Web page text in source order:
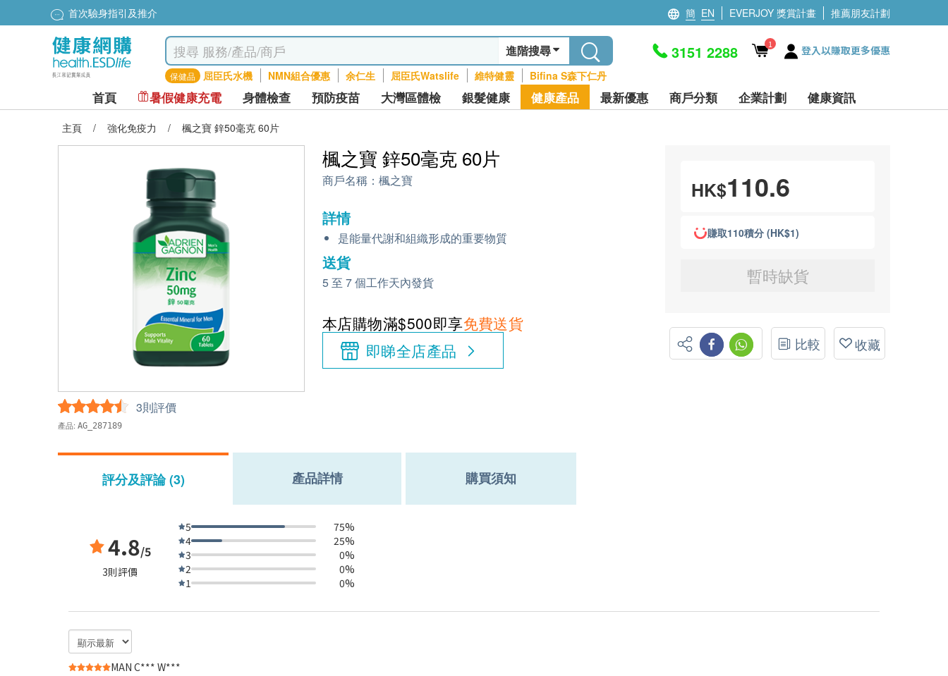
首次驗身指引及推介 簡 EN EVERJOY 獎賞計畫 推薦朋友計劃
進階搜尋
保健品 屈臣氏水機 NMN組合優惠 余仁生 屈臣氏Watslife 維特健靈 Bifina S森下仁丹
3151 2288 1 登入以賺取更多優惠
首頁 暑假健康充電 身體檢查 預防疫苗 大灣區體檢 銀髮健康 健康產品 最新優惠 商戶分類 企業計劃 健康資訊
主頁 / 強化免疫力 / 楓之寶 鋅50毫克 60片
3則評價
產品: AG_287189
楓之寶 鋅50毫克 60片
商戶名稱： 楓之寶
詳情
是能量代謝和組織形成的重要物質
送貨
5 至 7 個工作天內發貨
本店購物滿$500即享免費送貨
即睇全店產品
HK$110.6
賺取110積分 (HK$1)
暫時缺貨
比較 收藏
評分及評論 (3) 產品詳情 購買須知
4.8/5
3則評價
5
75%
4
25%
3
0%
2
0%
1
0%
MAN C*** W***